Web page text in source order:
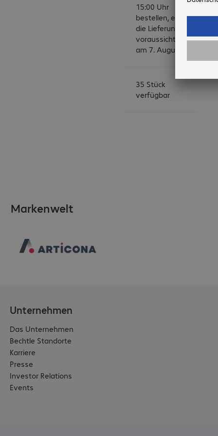
15:00 Uhr
bestellen, erfolgt
die Lieferung
voraussichtlich
am 7. August.
35 Stück
verfügbar
Markenwelt
Unternehmen
Das Unternehmen
Bechtle Standorte
Karriere
Presse
Investor Relations
Events